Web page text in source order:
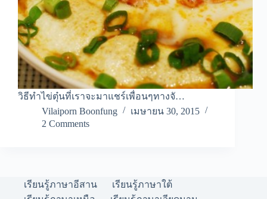
วิธีทำไข่ตุ๋นที่เราจะมาแชร์เพื่อนๆทางจั…
Vilaiporn Boonfung
เมษายน 30, 2015
2 Comments
เรียนรู้ภาษาอีสาน
เรียนรู้ภาษาใต้